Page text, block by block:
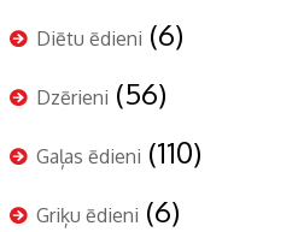
Diētu ēdieni (6)
Dzērieni (56)
Gaļas ēdieni (110)
Griķu ēdieni (6)